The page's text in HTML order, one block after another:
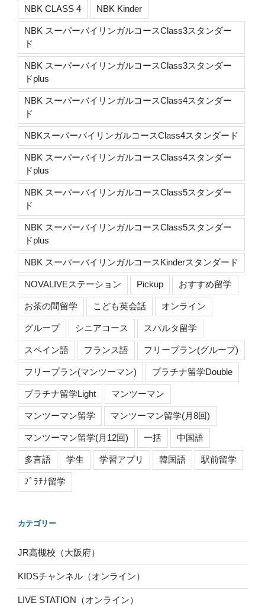
NBK CLASS 4 NBK Kinder
NBK スーパーバイリンガルコースClass3スタンダー
ド
NBK スーパーバイリンガルコースClass3スタンダー
ドplus
NBK スーパーバイリンガルコースClass4スタンダー
ド
NBKスーパーバイリンガルコースClass4スタンダード
NBK スーパーバイリンガルコースClass4スタンダー
ドplus
NBK スーパーバイリンガルコースClass5スタンダー
ド
NBK スーパーバイリンガルコースClass5スタンダー
ドplus
NBK スーパーバイリンガルコースKinderスタンダード
NOVALIVEステーション Pickup おすすめ留学
お茶の間留学 こども英会話 オンライン
グループ シニアコース スパルタ留学
スペイン語 フランス語 フリープラン(グループ)
フリープラン(マンツーマン) プラチナ留学Double
プラチナ留学Light マンツーマン
マンツーマン留学 マンツーマン留学(月8回)
マンツーマン留学(月12回) 一括 中国語
多言語 学生 学習アプリ 韓国語 駅前留学
ﾌﾟﾗﾁﾅ留学
カテゴリー
JR高槻校（大阪府）
KIDSチャンネル（オンライン）
LIVE STATION（オンライン）